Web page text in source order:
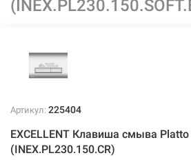
Артикул: 225404
EXCELLENT Клавиша смыва Platto
(INEX.PL230.150.CR)